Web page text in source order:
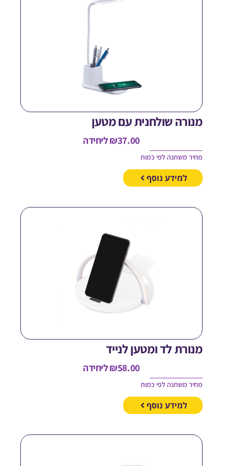
שולחנית עם מטען
₪ליחידה
משתנה לפי כמות
למידע נוסף
לד ומטען לנייד
₪ליחידה
משתנה לפי כמות
למידע נוסף